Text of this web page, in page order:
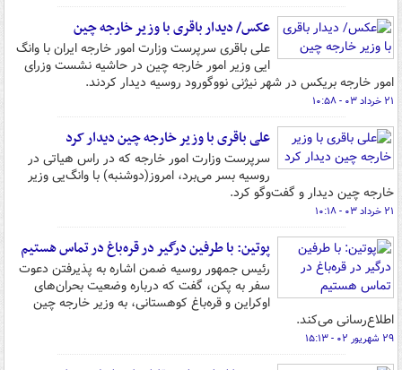
عکس/ دیدار باقری با وزیر خارجه چین
علی باقری سرپرست وزارت امور خارجه ایران با وانگ‌
ایی وزیر امور خارجه چین در حاشیه نشست وزرای
امور خارجه بریکس در شهر نیژنی نووگورود روسیه دیدار کردند.
۲۱ خرداد ۰۳ - ۱۰:۵۸
علی‌ باقری‌ با وزیر خارجه چین دیدار کرد
سرپرست وزارت امور خارجه که در راس هیاتی در
روسیه بسر می‌برد، امروز(دوشنبه) با وانگ‌یی وزیر
خارجه چین دیدار و گفت‌وگو کرد.
۲۱ خرداد ۰۳ - ۱۰:۱۸
پوتین: با طرفین درگیر در قره‌باغ در تماس هستیم
رئیس جمهور روسیه ضمن اشاره به پذیرفتن دعوت
سفر به پکن، گفت که درباره وضعیت بحران‌های
اوکراین و قره‌باغ کوهستانی، به وزیر خارجه چین
اطلاع‌رسانی می‌کند.
۲۹ شهریور ۰۲ - ۱۵:۱۳